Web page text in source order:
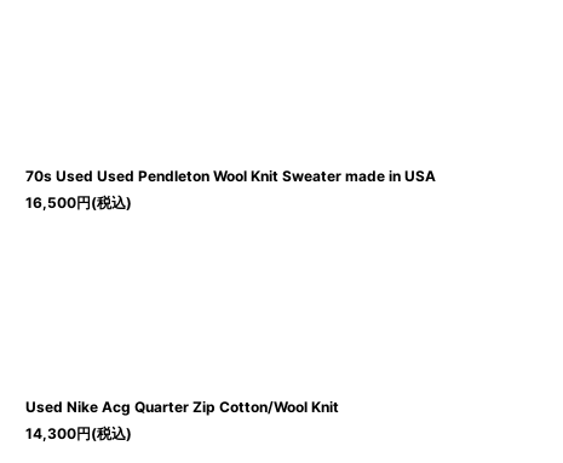
70s Used Used Pendleton Wool Knit Sweater made in USA
16,500円(税込)
Used Nike Acg Quarter Zip Cotton/Wool Knit
14,300円(税込)